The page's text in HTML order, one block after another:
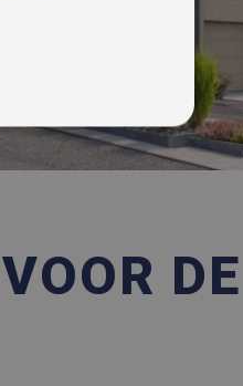
DE
accountbeheer. De